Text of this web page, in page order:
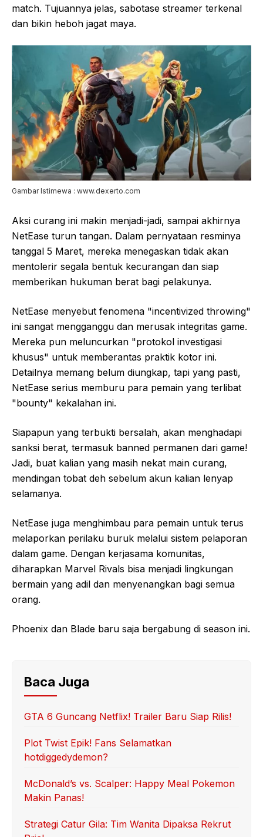
match. Tujuannya jelas, sabotase streamer terkenal
dan bikin heboh jagat maya.
Gambar Istimewa : www.dexerto.com
Aksi curang ini makin menjadi-jadi, sampai akhirnya
NetEase turun tangan. Dalam pernyataan resminya
tanggal 5 Maret, mereka menegaskan tidak akan
mentolerir segala bentuk kecurangan dan siap
memberikan hukuman berat bagi pelakunya.
NetEase menyebut fenomena "incentivized throwing"
ini sangat mengganggu dan merusak integritas game.
Mereka pun meluncurkan "protokol investigasi
khusus" untuk memberantas praktik kotor ini.
Detailnya memang belum diungkap, tapi yang pasti,
NetEase serius memburu para pemain yang terlibat
"bounty" kekalahan ini.
Siapapun yang terbukti bersalah, akan menghadapi
sanksi berat, termasuk banned permanen dari game!
Jadi, buat kalian yang masih nekat main curang,
mendingan tobat deh sebelum akun kalian lenyap
selamanya.
NetEase juga menghimbau para pemain untuk terus
melaporkan perilaku buruk melalui sistem pelaporan
dalam game. Dengan kerjasama komunitas,
diharapkan Marvel Rivals bisa menjadi lingkungan
bermain yang adil dan menyenangkan bagi semua
orang.
Phoenix dan Blade baru saja bergabung di season ini.
Baca Juga
GTA 6 Guncang Netflix! Trailer Baru Siap Rilis!
Plot Twist Epik! Fans Selamatkan
hotdiggedydemon?
McDonald’s vs. Scalper: Happy Meal Pokemon
Makin Panas!
Strategi Catur Gila: Tim Wanita Dipaksa Rekrut